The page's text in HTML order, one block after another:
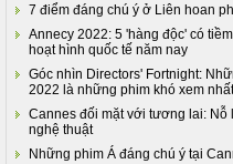
7 điểm đáng chú ý ở Liên hoan
Annecy 2022: 5 'hàng độc' có
hoạt hình quốc tế năm nay
Góc nhìn Directors' Fortnight:
2022 là những phim khó xem nhất
Cannes đối mặt với tương lai:
nghệ thuật
Những phim Á đáng chú ý tại